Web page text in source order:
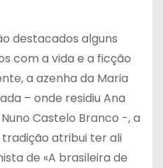
destacados alguns
com a vida e a ficção
a azenha da Maria
– onde residiu Ana
Castelo Branco -, a
atribui ter ali
de «A brasileira de